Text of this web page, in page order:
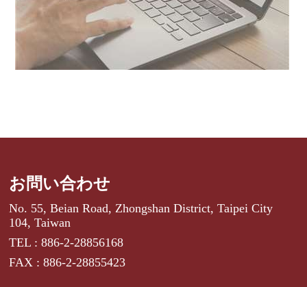
お問い合わせ
No. 55, Beian Road, Zhongshan District, Taipei City
104, Taiwan
TEL : 886-2-28856168
FAX : 886-2-28855423